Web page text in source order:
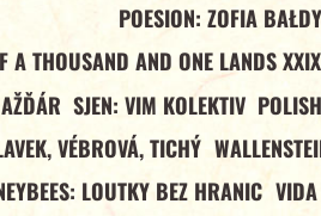
POESION: ZOFIA
A THOUSAND AND ONE LANDS
SJEN: VIM KOLEKTIV
VÉBROVÁ, TICHÝ
LOUTKY BEZ HRANIC